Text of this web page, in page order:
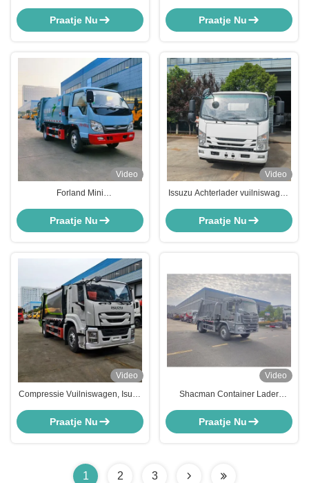
vuilnistransportwagen
Praatje Nu
Afvalinzamelingsvoertuig
Praatje Nu
Video
Forland Mini
afvalverzamelaar 2cbm
Praatje Nu
Video
Issuzu Achterlader vuilniswagen
voor efficiënte vuilniscompressie
Praatje Nu
Video
Compressie Vuilniswagen, Isuzu
Praatje Nu
Video
Shacman Container Lader
Zwaaiarm Vuilniswagen
Praatje Nu
1 2 3